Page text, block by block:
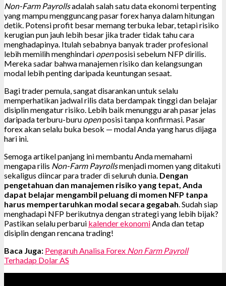
Non-Farm Payrollsadalah salah satu data ekonomi terpenting
yang mampu mengguncang pasar forex hanya dalam hitungan
detik. Potensi profit besar memang terbuka lebar, tetapi risiko
kerugian pun jauh lebih besar jika trader tidak tahu cara
menghadapinya. Itulah sebabnya banyak trader profesional
lebih memilih menghindari openposisi sebelum NFP dirilis.
Mereka sadar bahwa manajemen risiko dan kelangsungan
modal lebih penting daripada keuntungan sesaat.
Bagi trader pemula, sangat disarankan untuk selalu
memperhatikan jadwal rilis data berdampak tinggi dan belajar
disiplin mengatur risiko. Lebih baik menunggu arah pasar jelas
daripada terburu-buru openposisi tanpa konfirmasi. Pasar
forex akan selalu buka besok — modal Anda yang harus dijaga
hari ini.
Semoga artikel panjang ini membantu Anda memahami
mengapa rilis Non-Farm Payrollsmenjadi momen yang ditakuti
sekaligus diincar para trader di seluruh dunia. Dengan
pengetahuan dan manajemen risiko yang tepat, Anda
dapat belajar mengambil peluang di momen NFP tanpa
harus mempertaruhkan modal secara gegabah . Sudah siap
menghadapi NFP berikutnya dengan strategi yang lebih bijak?
Pastikan selalu perbarui kalender ekonomi Anda dan tetap
disiplin dengan rencana trading!
Baca Juga: Pengaruh Analisa Forex Non Farm Payroll
Terhadap Dolar AS